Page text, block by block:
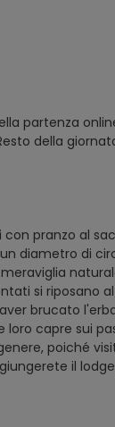
partenza
della
pranzo al
diametro di
si riposano al
brucato
capre sui
poiché
il